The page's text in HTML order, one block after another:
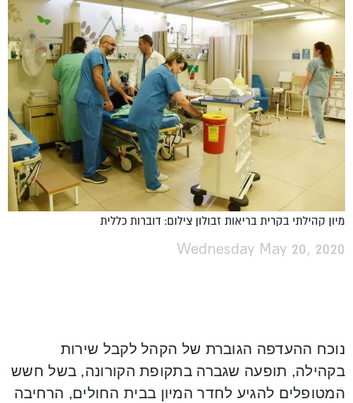
מיון קהילתי בקרית בריאות זבולון צילום: דוברות כללית
Wednesday May 20, 2020
נוכח ההעדפה הגוברת של הקהל לקבל שירות
בקהילה, תופעה שגברה בתקופת הקורונה, בשל חשש
המטופלים להגיע לחדר המיון בבית החולים, הרחיבה